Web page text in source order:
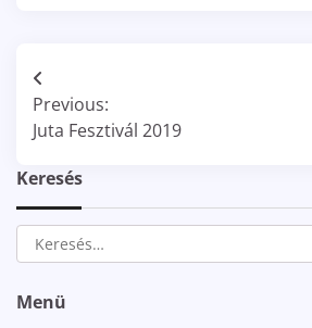
Bejegyzés
navigáció
Previous:
Juta Fesztivál 2019
Keresés
Keresés:
Menü